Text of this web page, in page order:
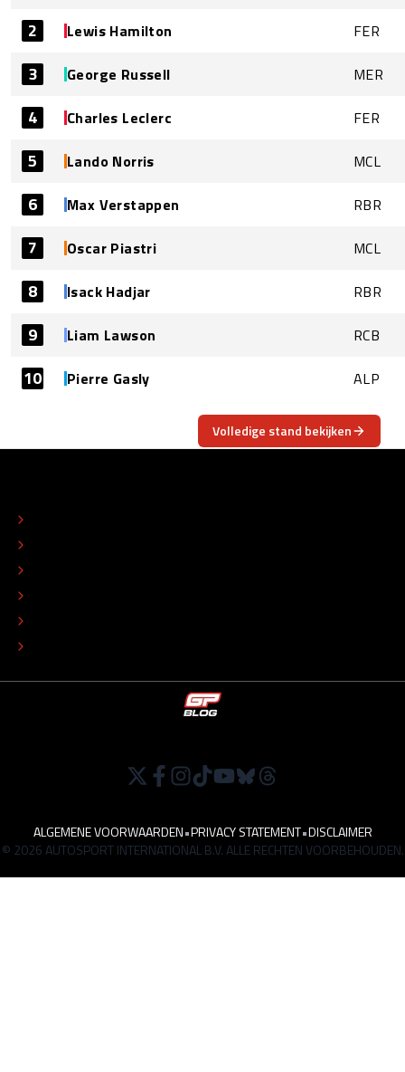
2 Lewis Hamilton FER
3 George Russell MER
4 Charles Leclerc FER
5 Lando Norris MCL
6 Max Verstappen RBR
7 Oscar Piastri MCL
8 Isack Hadjar RBR
9 Liam Lawson RCB
10 Pierre Gasly ALP
Volledige stand bekijken
ALGEMENE VOORWAARDEN•PRIVACY STATEMENT•DISCLAIMER
© 2026 AUTOSPORT INTERNATIONAL B.V. ALLE RECHTEN VOORBEHOUDEN.